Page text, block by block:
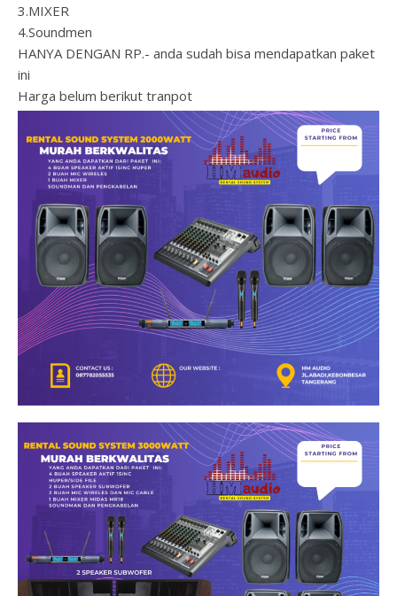
3.MIXER
4.Soundmen
HANYA DENGAN RP.- anda sudah bisa mendapatkan paket
ini
Harga belum berikut tranpot